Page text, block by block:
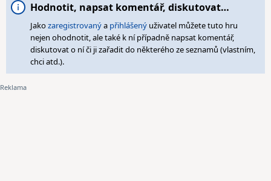
Hodnotit, napsat komentář, diskutovat…
Jakozaregistrovanýa přihlášený uživatel můžete tuto hru
nejen ohodnotit, ale také k ní případně napsat komentář,
diskutovat o ní či ji zařadit do některého ze seznamů (vlastním,
chci atd.).